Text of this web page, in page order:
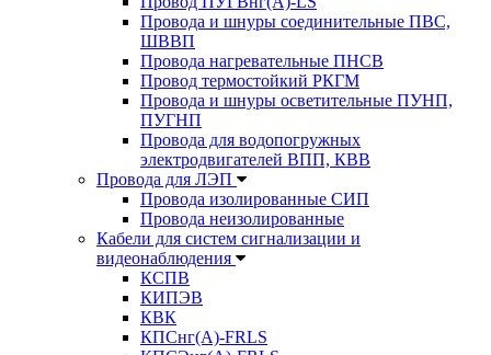
Провода и шнуры соединительные ПВС,
ШВВП
Провода нагревательные ПНСВ
Провод термостойкий РКГМ
Провода и шнуры осветительные ПУНП,
ПУГНП
Провода для водопогружных
электродвигателей ВПП, КВВ
Провода для ЛЭП
Провода изолированные СИП
Провода неизолированные
Кабели для систем сигнализации и
видеонаблюдения
КСПВ
КИПЭВ
КВК
КПСнг(А)-FRLS